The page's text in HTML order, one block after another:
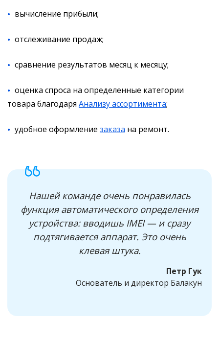
вычисление прибыли;
отслеживание продаж;
сравнение результатов месяц к месяцу;
оценка спроса на определенные категории
товара благодаря Анализу ассортимента;
удобное оформление заказа на ремонт.
Нашей команде очень понравилась
функция автоматического определения
устройства: вводишь IMEI — и сразу
подтягивается аппарат. Это очень
клевая штука.
Петр Гук
Основатель и директор Балакун